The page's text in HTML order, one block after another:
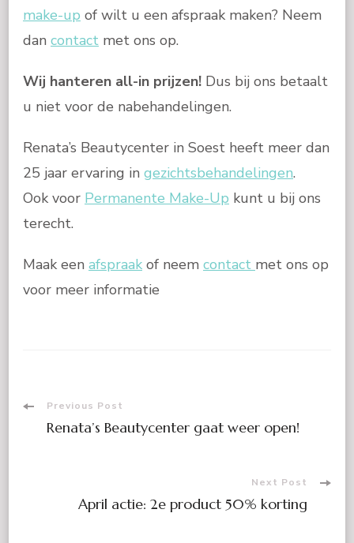
make-up of wilt u een afspraak maken? Neem
dan contact met ons op.
Wij hanteren all-in prijzen! Dus bij ons betaalt
u niet voor de nabehandelingen.
Renata’s Beautycenter in Soest heeft meer dan
25 jaar ervaring in gezichtsbehandelingen.
Ook voor Permanente Make-Up kunt u bij ons
terecht.
Maak een afspraak of neem contact met ons op
voor meer informatie
Post
Previous Post
Renata’s Beautycenter gaat weer open!
Next Post
April actie: 2e product 50% korting